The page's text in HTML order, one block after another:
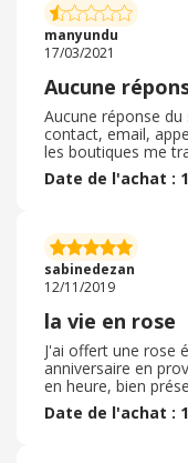
manyundu
17/03/2021
Aucune
Aucune réponse
contact, email,
les boutiques me
la commande (il y a
possible c'est tout
réponse, même
de la commande
C'est un scandal. Il
entreprise et
un autre fleuriste à
débourser de
recommandé. Dieu
nous prendre pour
temps perdu à
Date de l'achat :
sabinedezan
12/11/2019
la vie en rose
J'ai offert une rose
anniversaire en
en heure, bien
rose est vraiment
pour faire plaisir et
Date de l'achat :